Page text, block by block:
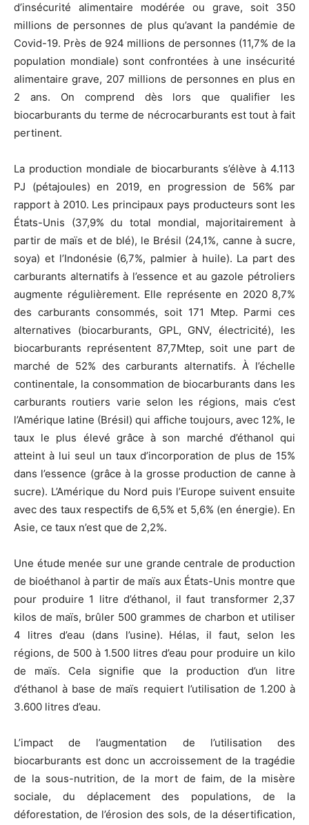
d’insécurité alimentaire modérée ou grave, soit 350
millions de personnes de plus qu’avant la pandémie de
Covid-19. Près de 924 millions de personnes (11,7% de la
population mondiale) sont confrontées à une insécurité
alimentaire grave, 207 millions de personnes en plus en
2 ans. On comprend dès lors que qualifier les
biocarburants du terme de nécrocarburants est tout à fait
pertinent.
La production mondiale de biocarburants s’élève à 4.113
PJ (pétajoules) en 2019, en progression de 56% par
rapport à 2010. Les principaux pays producteurs sont les
États-Unis (37,9% du total mondial, majoritairement à
partir de maïs et de blé), le Brésil (24,1%, canne à sucre,
soya) et l’Indonésie (6,7%, palmier à huile). La part des
carburants alternatifs à l’essence et au gazole pétroliers
augmente régulièrement. Elle représente en 2020 8,7%
des carburants consommés, soit 171 Mtep. Parmi ces
alternatives (biocarburants, GPL, GNV, électricité), les
biocarburants représentent 87,7Mtep, soit une part de
marché de 52% des carburants alternatifs. À l’échelle
continentale, la consommation de biocarburants dans les
carburants routiers varie selon les régions, mais c’est
l’Amérique latine (Brésil) qui affiche toujours, avec 12%, le
taux le plus élevé grâce à son marché d’éthanol qui
atteint à lui seul un taux d’incorporation de plus de 15%
dans l’essence (grâce à la grosse production de canne à
sucre). L’Amérique du Nord puis l’Europe suivent ensuite
avec des taux respectifs de 6,5% et 5,6% (en énergie). En
Asie, ce taux n’est que de 2,2%.
Une étude menée sur une grande centrale de production
de bioéthanol à partir de maïs aux États-Unis montre que
pour produire 1 litre d’éthanol, il faut transformer 2,37
kilos de maïs, brûler 500 grammes de charbon et utiliser
4 litres d’eau (dans l’usine). Hélas, il faut, selon les
régions, de 500 à 1.500 litres d’eau pour produire un kilo
de maïs. Cela signifie que la production d’un litre
d’éthanol à base de maïs requiert l’utilisation de 1.200 à
3.600 litres d’eau.
L’impact de l’augmentation de l’utilisation des
biocarburants est donc un accroissement de la tragédie
de la sous-nutrition, de la mort de faim, de la misère
sociale, du déplacement des populations, de la
déforestation, de l’érosion des sols, de la désertification,